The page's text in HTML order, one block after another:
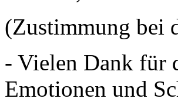
(Zustimmung bei
- Vielen Dank für
Emotionen und